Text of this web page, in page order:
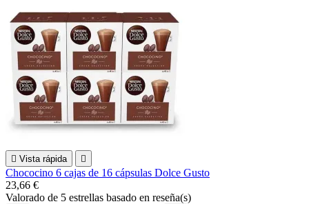
 Vista rápida 
Chococino 6 cajas de 16 cápsulas Dolce Gusto
23,66 €
Valorado de 5 estrellas basado en reseña(s)